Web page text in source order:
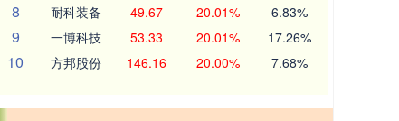
8 耐科装备 49.67 20.01% 6.83%
9 一博科技 53.33 20.01% 17.26%
10 方邦股份 146.16 20.00% 7.68%